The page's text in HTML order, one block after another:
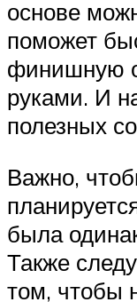
основе
поможет
финишную
руками. И
полезных
Важно,
была
Также
том, чтобы